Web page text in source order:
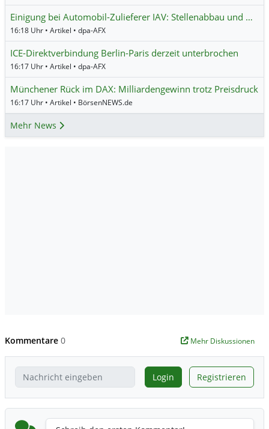
Einigung bei Automobil-Zulieferer IAV: Stellenabbau und …
16:18 Uhr • Artikel • dpa-AFX
ICE-Direktverbindung Berlin-Paris derzeit unterbrochen
16:17 Uhr • Artikel • dpa-AFX
Münchener Rück im DAX: Milliardengewinn trotz Preisdruck
16:17 Uhr • Artikel • BörsenNEWS.de
Mehr News
Kommentare 0 Mehr Diskussionen
Login Registrieren